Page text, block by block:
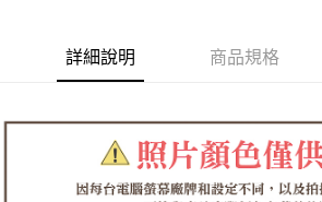
結帳頁面，進行簡訊認證並確認金額後，即可完成
２．訂單成立數日內，您將收到繳費通知簡訊。
ATM／網路銀行／等多元方式進行付款，方視為交
※ 請注意：結帳手續完成當下不需立刻繳費，但若
購買商品的店家。未經商家同意取消之訂單仍視為
後付繳納相關費用。
付款後全家取貨
每筆NT$60，滿NT$1,380(含以上)免運費
詳細說明 商品規格